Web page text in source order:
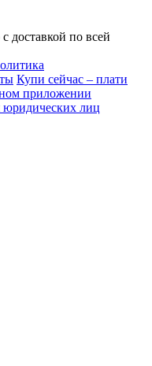
доставкой по всей
Купи сейчас – плати
приложении
юридических лиц